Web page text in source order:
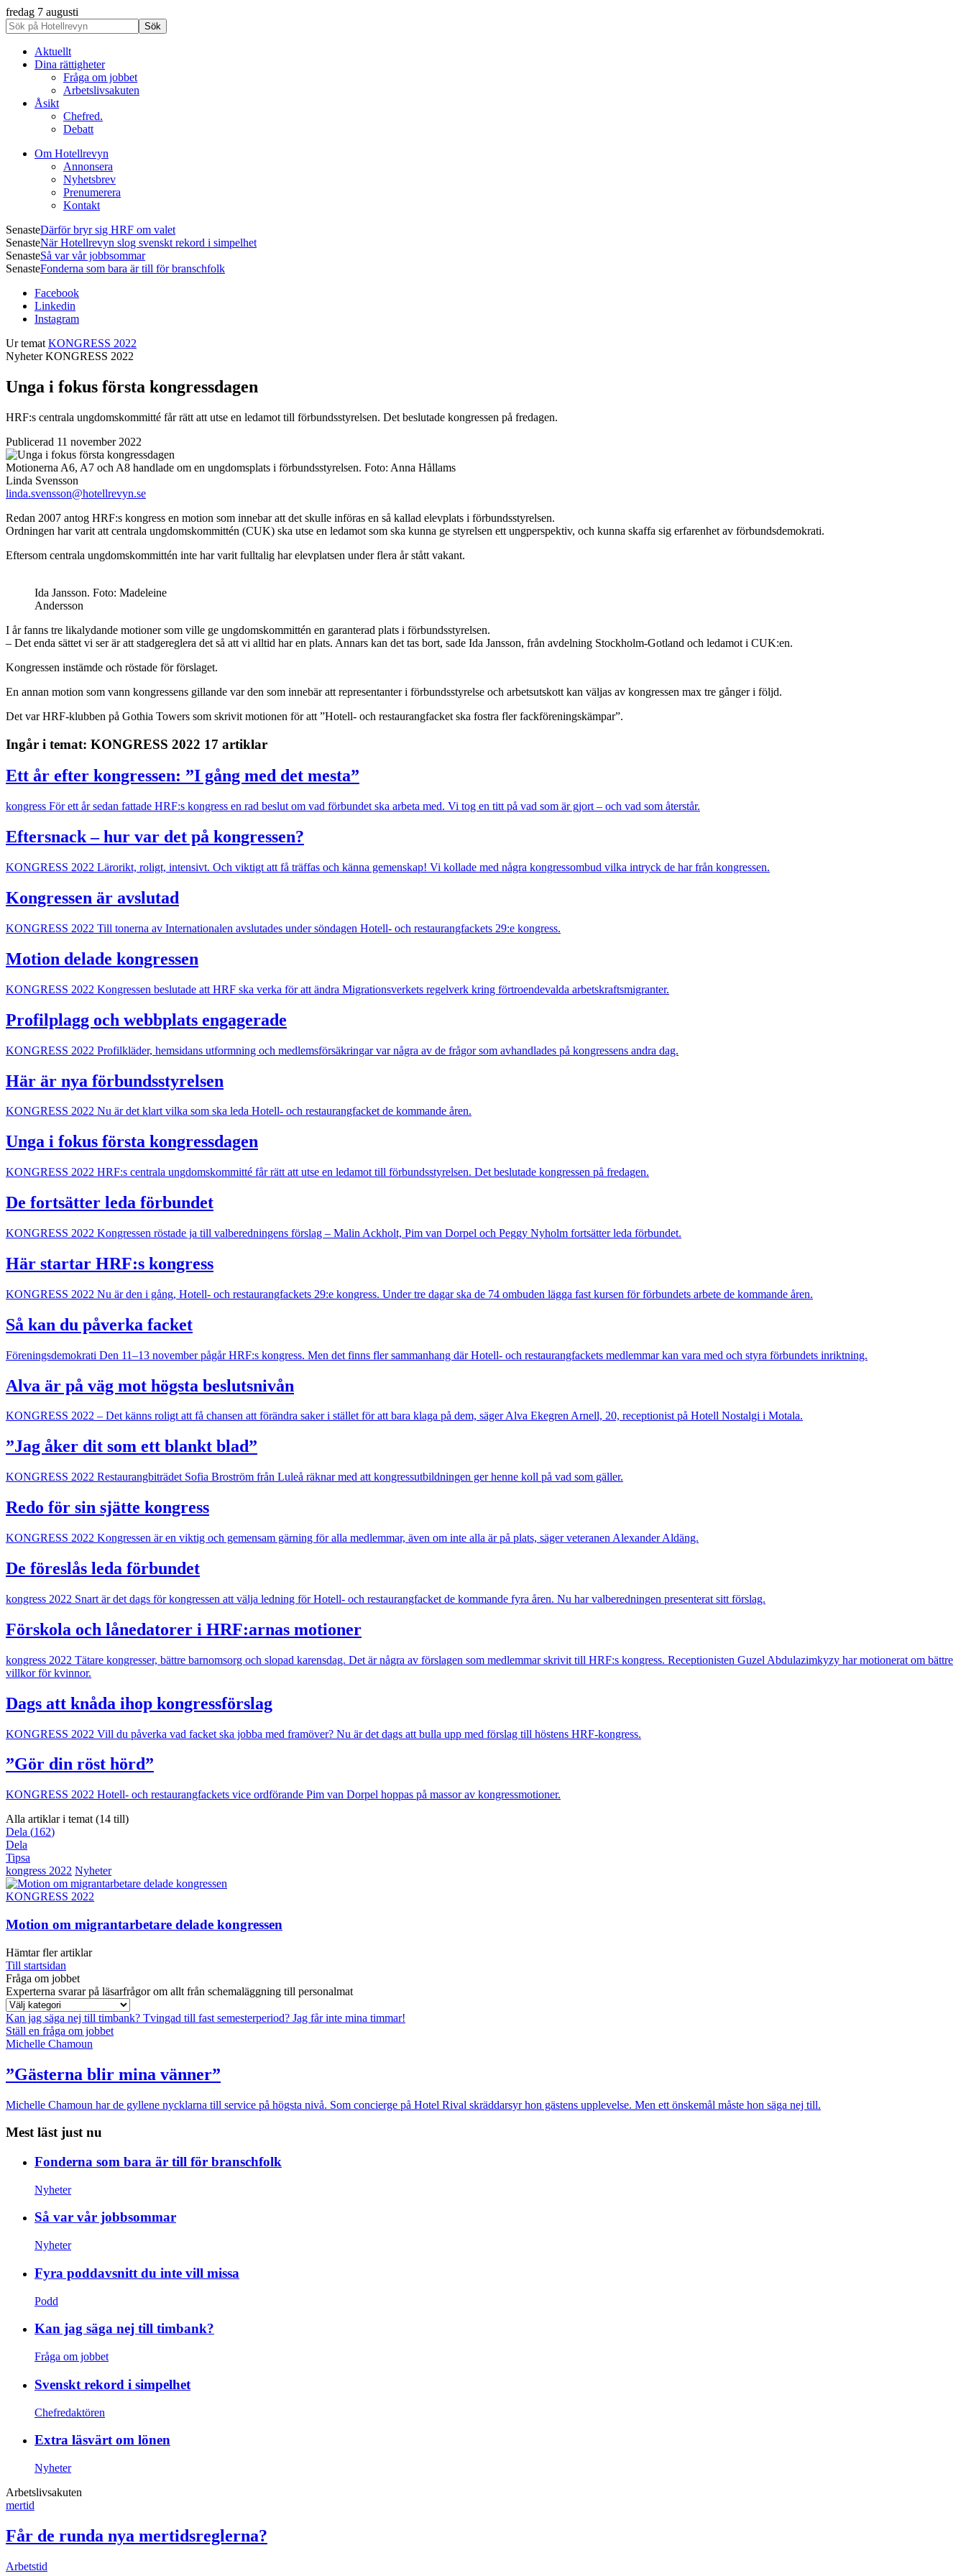
fredag 7 augusti
Aktuellt
Dina rättigheter
Fråga om jobbet
Arbetslivsakuten
Åsikt
Chefred.
Debatt
Om Hotellrevyn
Annonsera
Nyhetsbrev
Prenumerera
Kontakt
SenasteDärför bryr sig HRF om valet
SenasteNär Hotellrevyn slog svenskt rekord i simpelhet
SenasteSå var vår jobbsommar
SenasteFonderna som bara är till för branschfolk
Facebook
Linkedin
Instagram
Ur temat KONGRESS 2022
NyheterKONGRESS 2022
Unga i fokus första kongressdagen
HRF:s centrala ungdomskommitté får rätt att utse en ledamot till förbundsstyrelsen. Det beslutade kongressen på fredagen.
Publicerad 11 november 2022
Motionerna A6, A7 och A8 handlade om en ungdomsplats i förbundsstyrelsen. Foto: Anna Hållams
Linda Svensson
linda.svensson@hotellrevyn.se
Redan 2007 antog HRF:s kongress en motion som innebar att det skulle införas en så kallad elevplats i förbundsstyrelsen.
Ordningen har varit att centrala ungdomskommittén (CUK) ska utse en ledamot som ska kunna ge styrelsen ett ungperspektiv, och kunna skaffa sig erfarenhet av förbundsdemokrati.
Eftersom centrala ungdomskommittén inte har varit fulltalig har elevplatsen under flera år stått vakant.
Ida Jansson. Foto: Madeleine
Andersson
I år fanns tre likalydande motioner som ville ge ungdomskommittén en garanterad plats i förbundsstyrelsen.
– Det enda sättet vi ser är att stadgereglera det så att vi alltid har en plats. Annars kan det tas bort, sade Ida Jansson, från avdelning Stockholm-Gotland och ledamot i CUK:en.
Kongressen instämde och röstade för förslaget.
En annan motion som vann kongressens gillande var den som innebär att representanter i förbundsstyrelse och arbetsutskott kan väljas av kongressen max tre gånger i följd.
Det var HRF-klubben på Gothia Towers som skrivit motionen för att ”Hotell- och restaurangfacket ska fostra fler fackföreningskämpar”.
Ingår i temat: KONGRESS 2022 17 artiklar
Ett år efter kongressen: ”I gång med det mesta”
kongress För ett år sedan fattade HRF:s kongress en rad beslut om vad förbundet ska arbeta med. Vi tog en titt på vad som är gjort – och vad som återstår.
Eftersnack – hur var det på kongressen?
KONGRESS 2022 Lärorikt, roligt, intensivt. Och viktigt att få träffas och känna gemenskap! Vi kollade med några kongressombud vilka intryck de har från kongressen.
Kongressen är avslutad
KONGRESS 2022 Till tonerna av Internationalen avslutades under söndagen Hotell- och restaurangfackets 29:e kongress.
Motion delade kongressen
KONGRESS 2022 Kongressen beslutade att HRF ska verka för att ändra Migrationsverkets regelverk kring förtroendevalda arbetskraftsmigranter.
Profilplagg och webbplats engagerade
KONGRESS 2022 Profilkläder, hemsidans utformning och medlemsförsäkringar var några av de frågor som avhandlades på kongressens andra dag.
Här är nya förbundsstyrelsen
KONGRESS 2022 Nu är det klart vilka som ska leda Hotell- och restaurangfacket de kommande åren.
Unga i fokus första kongressdagen
KONGRESS 2022 HRF:s centrala ungdomskommitté får rätt att utse en ledamot till förbundsstyrelsen. Det beslutade kongressen på fredagen.
De fortsätter leda förbundet
KONGRESS 2022 Kongressen röstade ja till valberedningens förslag – Malin Ackholt, Pim van Dorpel och Peggy Nyholm fortsätter leda förbundet.
Här startar HRF:s kongress
KONGRESS 2022 Nu är den i gång, Hotell- och restaurangfackets 29:e kongress. Under tre dagar ska de 74 ombuden lägga fast kursen för förbundets arbete de kommande åren.
Så kan du påverka facket
Föreningsdemokrati Den 11–13 november pågår HRF:s kongress. Men det finns fler sammanhang där Hotell- och restaurangfackets medlemmar kan vara med och styra förbundets inriktning.
Alva är på väg mot högsta beslutsnivån
KONGRESS 2022 – Det känns roligt att få chansen att förändra saker i stället för att bara klaga på dem, säger Alva Ekegren Arnell, 20, recep­tionist på Hotell Nostalgi i Motala.
”Jag åker dit som ett blankt blad”
KONGRESS 2022 Restaurangbiträdet Sofia Broström från Luleå räknar med att kongressutbildningen ger henne koll på vad som gäller.
Redo för sin sjätte kongress
KONGRESS 2022 Kongressen är en viktig och gemensam gärning för alla medlemmar, även om inte alla är på plats, säger veteranen Alexander Aldäng.
De föreslås leda förbundet
kongress 2022 Snart är det dags för kongressen att välja ledning för Hotell- och restaurangfacket de kommande fyra åren. Nu har valberedningen presenterat sitt förslag.
Förskola och lånedatorer i HRF:arnas motioner
kongress 2022 Tätare kongresser, bättre barnomsorg och slopad karensdag. Det är några av förslagen som medlemmar skrivit till HRF:s kongress. Receptionisten Guzel Abdulazimkyzy har motionerat om bättre
villkor för kvinnor.
Dags att knåda ihop kongressförslag
KONGRESS 2022 Vill du påverka vad facket ska jobba med framöver? Nu är det dags att bulla upp med förslag till höstens HRF-kongress.
”Gör din röst hörd”
KONGRESS 2022 Hotell- och restaurangfackets vice ordförande Pim van Dorpel hoppas på massor av kongressmotioner.
Alla artiklar i temat (14 till)
Dela (162)
Dela
Tipsa
kongress 2022 Nyheter
KONGRESS 2022
Motion om migrantarbetare delade kongressen
Hämtar fler artiklar
Till startsidan
Fråga om jobbet
Experterna svarar på läsarfrågor om allt från schemaläggning till personalmat
Kan jag säga nej till timbank? Tvingad till fast semesterperiod? Jag får inte mina timmar!
Ställ en fråga om jobbet
Michelle Chamoun
”Gästerna blir mina vänner”
Michelle Chamoun har de gyllene nycklarna till service på högsta nivå. Som concierge på Hotel Rival skräddarsyr hon gästens upp­levelse. Men ett önskemål måste hon säga nej till.
Mest läst just nu
Fonderna som bara är till för branschfolk
Nyheter
Så var vår jobbsommar
Nyheter
Fyra poddavsnitt du inte vill missa
Podd
Kan jag säga nej till timbank?
Fråga om jobbet
Svenskt rekord i simpelhet
Chefredaktören
Extra läsvärt om lönen
Nyheter
Arbetslivsakuten
mertid
Får de runda nya mertidsreglerna?
Arbetstid